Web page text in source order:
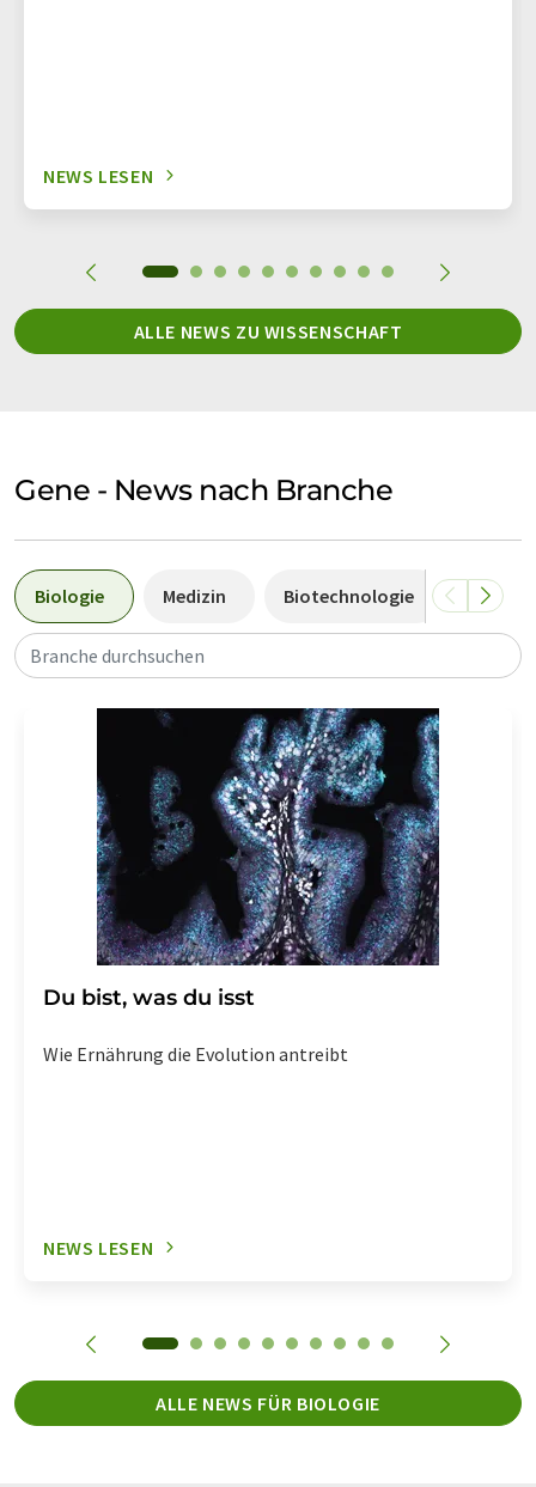
NEWS LESEN
ALLE NEWS ZU WISSENSCHAFT
Gene - News nach Branche
Biologie Medizin Biotechnologie
Branche durchsuchen
Du bist, was du isst
Wie Ernährung die Evolution antreibt
NEWS LESEN
ALLE NEWS FÜR BIOLOGIE